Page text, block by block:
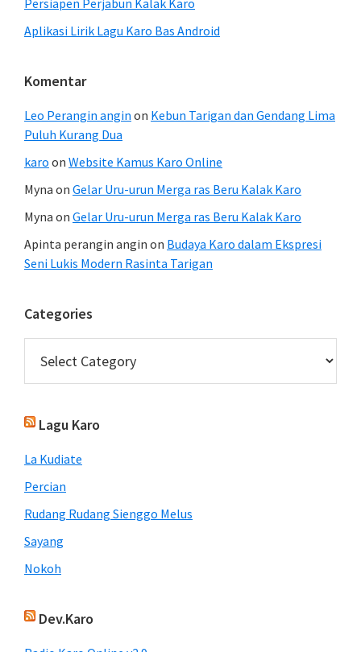
Persiapen Perjabun Kalak Karo
Aplikasi Lirik Lagu Karo Bas Android
Komentar
Leo Perangin angin on Kebun Tarigan dan Gendang Lima
Puluh Kurang Dua
karo on Website Kamus Karo Online
Myna on Gelar Uru-urun Merga ras Beru Kalak Karo
Myna on Gelar Uru-urun Merga ras Beru Kalak Karo
Apinta perangin angin on Budaya Karo dalam Ekspresi
Seni Lukis Modern Rasinta Tarigan
Categories
Lagu Karo
La Kudiate
Percian
Rudang Rudang Sienggo Melus
Sayang
Nokoh
Dev.Karo